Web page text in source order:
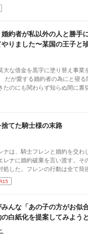
。 ※子どもに関するセンシティブな
婚約者が私以外の人と勝手
りました〜某国の王子と
大な借金を黒字に塗り替え事業
だが愛する婚約者の為にと寝
たのにも関わらず知らぬ間に裏
に屋敷を飛び出した。 流れ流れて辿り着いたの
めるバムダ王国。珍獣ミミルキ
ミミルキーの生態調査に参加する事
ードである王子に溺愛され珍獣
分を取り戻していく。 そして追
女であった彼女が最後に出した答えと
月 連載版も投稿してます（本
捨てた騎士様の末路
ナは、騎士フレンと婚約を交わ
レナに婚約破棄を言い渡す。そ
処した。フレンの行動は全て筒抜
んな「あの子の方がお似
白紙化を提案してみよう